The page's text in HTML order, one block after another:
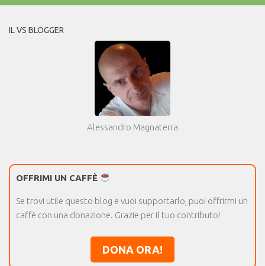
IL VS BLOGGER
Alessandro Magnaterra
OFFRIMI UN CAFFÈ
Se trovi utile questo blog e vuoi supportarlo, puoi offrirmi un
caffè con una donazione. Grazie per il tuo contributo!
DONA ORA!